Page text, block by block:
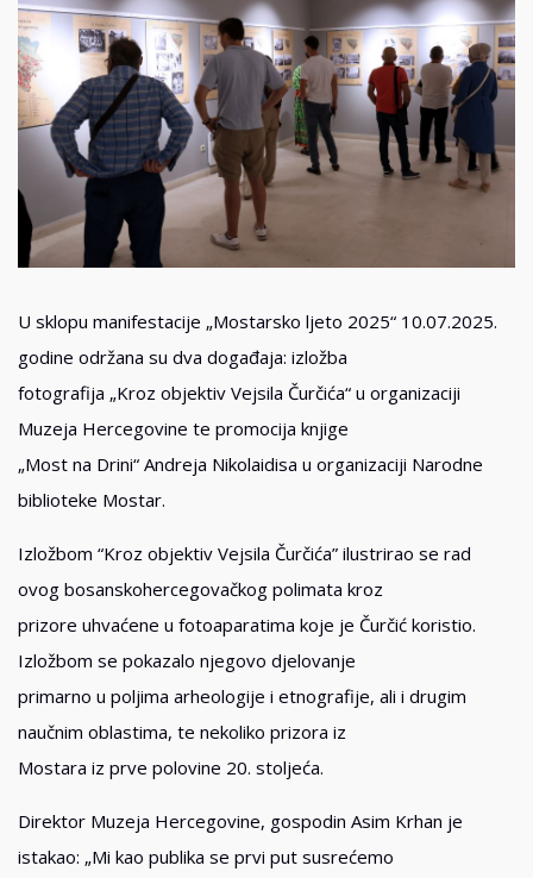
U sklopu manifestacije „Mostarsko ljeto 2025“ 10.07.2025.
godine održana su dva događaja: izložba
fotografija „Kroz objektiv Vejsila Čurčića“ u organizaciji
Muzeja Hercegovine te promocija knjige
„Most na Drini“ Andreja Nikolaidisa u organizaciji Narodne
biblioteke Mostar.
Izložbom “Kroz objektiv Vejsila Čurčića” ilustrirao se rad
ovog bosanskohercegovačkog polimata kroz
prizore uhvaćene u fotoaparatima koje je Čurčić koristio.
Izložbom se pokazalo njegovo djelovanje
primarno u poljima arheologije i etnografije, ali i drugim
naučnim oblastima, te nekoliko prizora iz
Mostara iz prve polovine 20. stoljeća.
Direktor Muzeja Hercegovine, gospodin Asim Krhan je
istakao: „Mi kao publika se prvi put susrećemo